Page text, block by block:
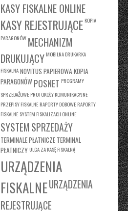
KASY FISKALNE ONLINE
KASY REJESTRUJĄCE KOPIA
PARAGONÓW MECHANIZM
DRUKUJĄCY MOBILNA DRUKARKA
FISKALNANOVITUS PAPIEROWA KOPIA
PARAGONÓW POSNET PROGRAMY
SPRZEDAŻOWE PROTOKOŁY KOMUNIKACYJNE
PRZEPISY FISKALNE RAPORTY DOBOWE RAPORTY
FISKALNE SYSTEM FISKALIZACJI ONLINE
SYSTEM SPRZEDAŻY
TERMINALE PŁATNICZE TERMINAL
PŁATNICZY ULGA ZA KASĘ FISKALNĄ
URZĄDZENIA
FISKALNEURZĄDZENIA
REJESTRUJĄCE